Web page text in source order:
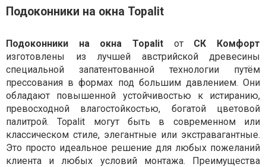
Подоконники на окна Topalit
Подоконники на окна Topalit от СК Комфорт
изготовлены из лучшей австрийской древесины
специальной запатентованной технологии путём
прессования в формах под большим давлением. Они
обладают повышенной устойчивостью к истиранию,
превосходной влагостойкостью, богатой цветовой
палитрой. Topalit могут быть в современном или
классическом стиле, элегантные или экстравагантные.
Это просто идеальное решение для любых пожеланий
клиента и любых условий монтажа. Преимущества